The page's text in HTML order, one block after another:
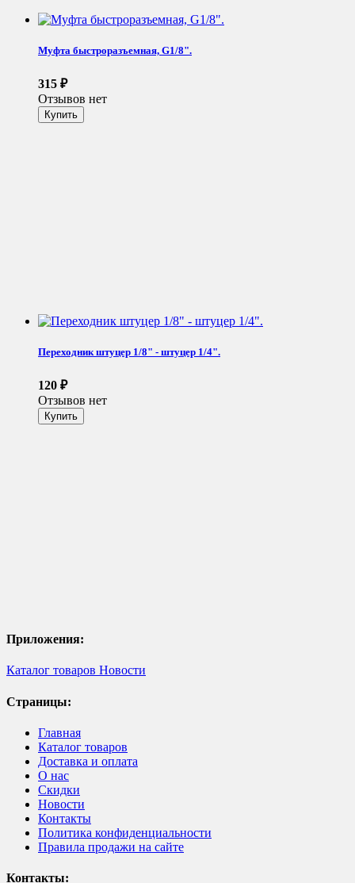
Муфта быстроразъемная, G1/8".
315 ₽
Отзывов нет
Переходник штуцер 1/8" - штуцер 1/4".
120 ₽
Отзывов нет
Приложения:
Каталог товаров Новости
Страницы:
Главная
Каталог товаров
Доставка и оплата
О нас
Скидки
Новости
Контакты
Политика конфиденциальности
Правила продажи на сайте
Контакты: